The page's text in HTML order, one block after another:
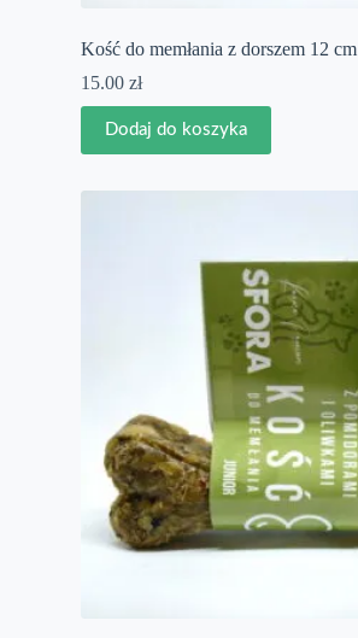
Kość do memłania z dorszem 12 cm
15.00 zł
Dodaj do koszyka